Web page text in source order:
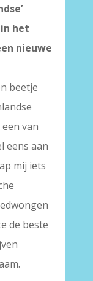
het
nieuwe
beetje
van
eens aan
mij iets
de beste